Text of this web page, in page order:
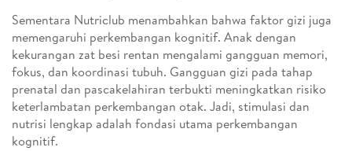
Sementara Nutriclub menambahkan bahwa faktor gizi juga
memengaruhi perkembangan kognitif. Anak dengan
kekurangan zat besi rentan mengalami gangguan memori,
fokus, dan koordinasi tubuh. Gangguan gizi pada tahap
prenatal dan pascakelahiran terbukti meningkatkan risiko
keterlambatan perkembangan otak. Jadi, stimulasi dan
nutrisi lengkap adalah fondasi utama perkembangan
kognitif.